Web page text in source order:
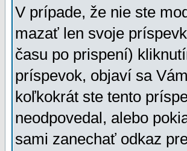
V prípade, že nie ste
mazať len svoje
času po prispení)
príspevok, objaví sa
koľkokrát ste tento
neodpovedal, alebo
sami zanechať odkaz